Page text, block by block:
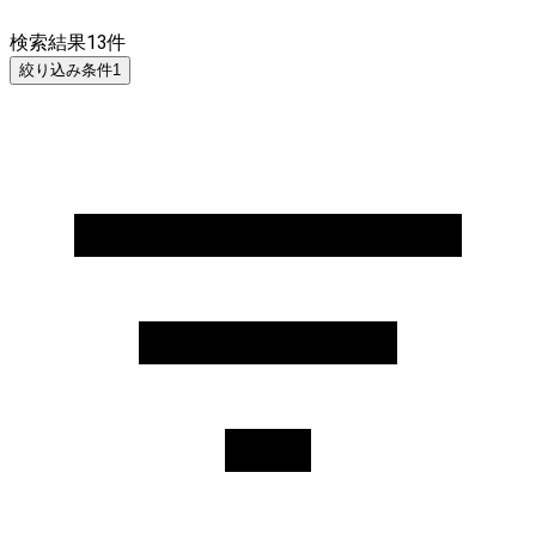
検索結果13件
絞り込み条件1